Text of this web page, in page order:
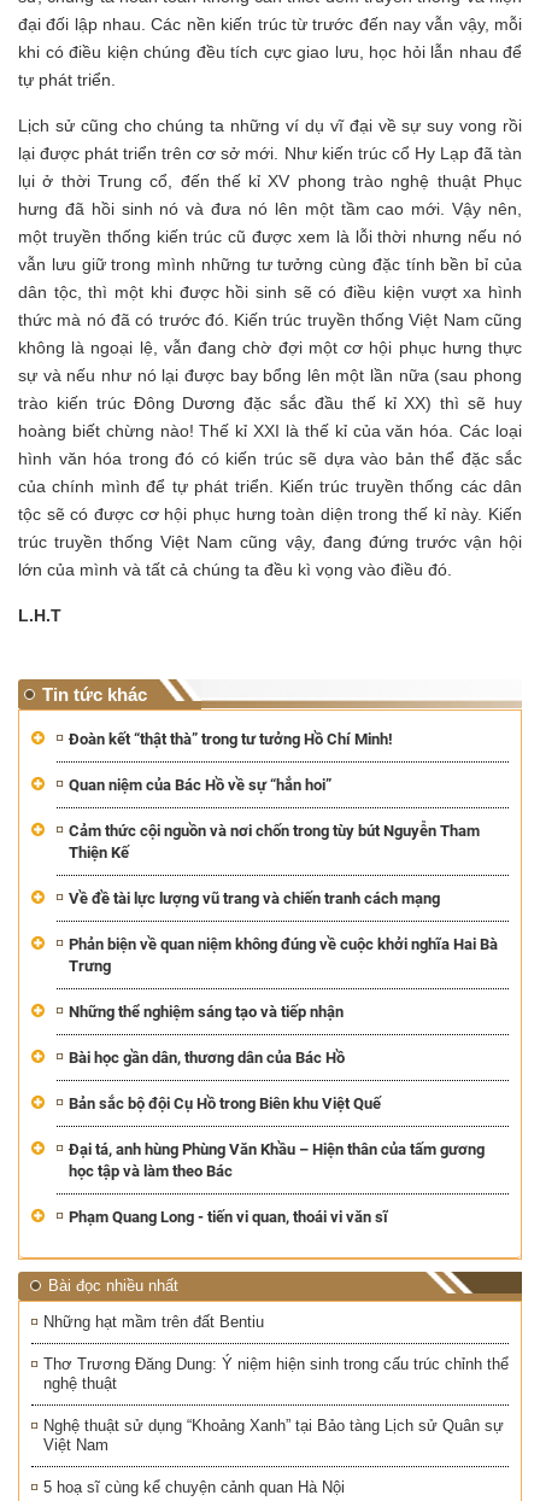
đại đối lập nhau. Các nền kiến trúc từ trước đến nay vẫn vậy, mỗi
khi có điều kiện chúng đều tích cực giao lưu, học hỏi lẫn nhau để
tự phát triển.
Lịch sử cũng cho chúng ta những ví dụ vĩ đại về sự suy vong rồi
lại được phát triển trên cơ sở mới. Như kiến trúc cổ Hy Lạp đã tàn
lụi ở thời Trung cổ, đến thế kỉ XV phong trào nghệ thuật Phục
hưng đã hồi sinh nó và đưa nó lên một tầm cao mới. Vậy nên,
một truyền thống kiến trúc cũ được xem là lỗi thời nhưng nếu nó
vẫn lưu giữ trong mình những tư tưởng cùng đặc tính bền bỉ của
dân tộc, thì một khi được hồi sinh sẽ có điều kiện vượt xa hình
thức mà nó đã có trước đó. Kiến trúc truyền thống Việt Nam cũng
không là ngoại lệ, vẫn đang chờ đợi một cơ hội phục hưng thực
sự và nếu như nó lại được bay bổng lên một lần nữa (sau phong
trào kiến trúc Đông Dương đặc sắc đầu thế kỉ XX) thì sẽ huy
hoàng biết chừng nào! Thế kỉ XXI là thế kỉ của văn hóa. Các loại
hình văn hóa trong đó có kiến trúc sẽ dựa vào bản thể đặc sắc
của chính mình để tự phát triển. Kiến trúc truyền thống các dân
tộc sẽ có được cơ hội phục hưng toàn diện trong thế kỉ này. Kiến
trúc truyền thống Việt Nam cũng vậy, đang đứng trước vận hội
lớn của mình và tất cả chúng ta đều kì vọng vào điều đó.
L.H.T
Tin tức khác
Đoàn kết “thật thà” trong tư tưởng Hồ Chí Minh!
Quan niệm của Bác Hồ về sự “hẳn hoi”
Cảm thức cội nguồn và nơi chốn trong tùy bút Nguyễn Tham
Thiện Kế
Về đề tài lực lượng vũ trang và chiến tranh cách mạng
Phản biện về quan niệm không đúng về cuộc khởi nghĩa Hai Bà
Trưng
Những thể nghiệm sáng tạo và tiếp nhận
Bài học gần dân, thương dân của Bác Hồ
Bản sắc bộ đội Cụ Hồ trong Biên khu Việt Quế
Đại tá, anh hùng Phùng Văn Khầu – Hiện thân của tấm gương
học tập và làm theo Bác
Phạm Quang Long - tiến vi quan, thoái vi văn sĩ
Bài đọc nhiều nhất
Những hạt mầm trên đất Bentiu
Thơ Trương Đăng Dung: Ý niệm hiện sinh trong cấu trúc chỉnh thể
nghệ thuật
Nghệ thuật sử dụng “Khoảng Xanh” tại Bảo tàng Lịch sử Quân sự
Việt Nam
5 hoạ sĩ cùng kể chuyện cảnh quan Hà Nội